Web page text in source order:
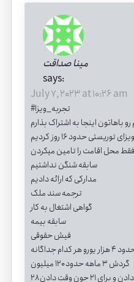
مینا صداقت
says:
July 7, 2023 at 10:26 am
#تجربه_ویزا
محل اقامت را تامین میکردن
سابقه شنگن نداشتیم
مدارکی که ارائه دادیم
ترجمه سند ملک
گواهی اشتغال به کار
سابقه بیمه
فیش حقوقی
جداگانه
گردش ۳ ماهه حدود ۱۲۰ میلیون